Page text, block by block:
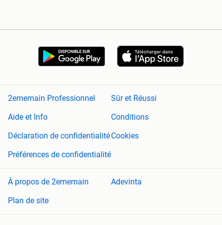
2ememain Professionnel
Sûr et Réussi
Aide et Info
Conditions
Déclaration de confidentialitéCookies
Préférences de confidentialité
À propos de 2ememain
Adevinta
Plan de site